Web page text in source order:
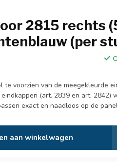
2815 rechts
(per
voorzien van de meegekleurde
(art. 2839 en art. 2842)
exact en naadloos op de
aan winkelwagen